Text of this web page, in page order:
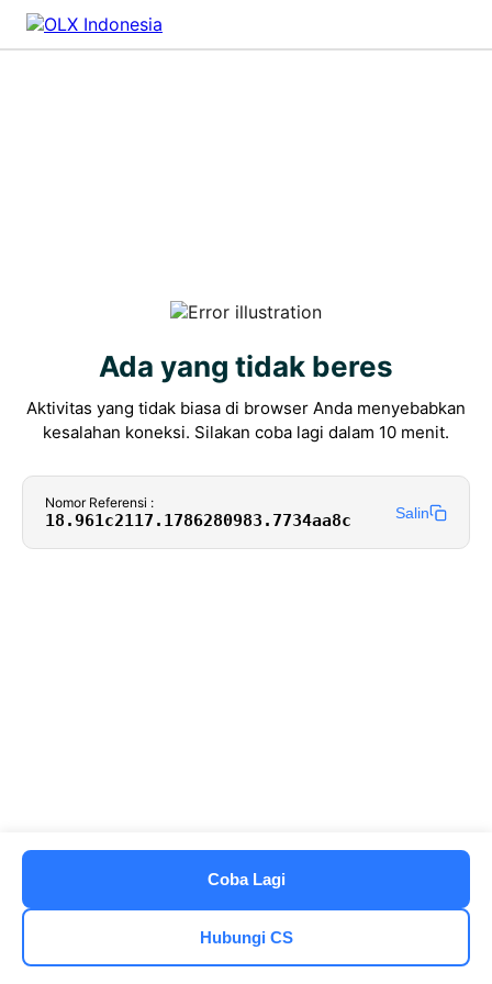
Ada yang tidak beres
Aktivitas yang tidak biasa di browser Anda menyebabkan
kesalahan koneksi. Silakan coba lagi dalam 10 menit.
Nomor Referensi :
18.961c2117.1786280983.7734aa8c Salin
Hubungi CS
Coba Lagi